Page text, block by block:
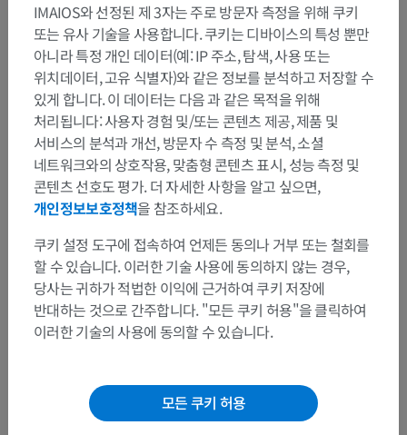
인간 비교 해부학
번역
문제를 발견하셨나요?
수정이나, 번역 또는 콘텐츠 개선에 제안이 있으면 언제든
연락 주세요.
문제 보고
앱 다운로드
IMAIOS와 선정된 제 3자는 주로 방문자 측정을 위해 쿠키
또는 유사 기술을 사용합니다. 쿠키는 디바이스의 특성 뿐만
아니라 특정 개인 데이터(예: IP 주소, 탐색, 사용 또는
위치데이터, 고유 식별자)와 같은 정보를 분석하고 저장할 수
있게 합니다. 이 데이터는 다음 과 같은 목적을 위해
처리됩니다: 사용자 경험 및/또는 콘텐츠 제공, 제품 및
서비스의 분석과 개선, 방문자 수 측정 및 분석, 소셜
네트워크와의 상호작용, 맞춤형 콘텐츠 표시, 성능 측정 및
콘텐츠 선호도 평가. 더 자세한 사항을 알고 싶으면,
개인정보보호정책을 참조하세요.
쿠키 설정 도구에 접속하여 언제든 동의나 거부 또는 철회를
할 수 있습니다. 이러한 기술 사용에 동의하지 않는 경우,
당사는 귀하가 적법한 이익에 근거하여 쿠키 저장에
반대하는 것으로 간주합니다. "모든 쿠키 허용"을 클릭하여
이러한 기술의 사용에 동의할 수 있습니다.
모든 쿠키 허용